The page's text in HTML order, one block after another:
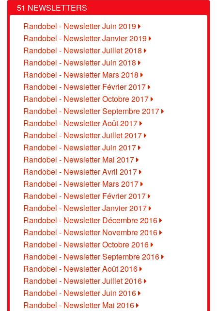
51 NEWSLETTERS
Randobel - Newsletter Juin 2019
Randobel - Newsletter Janvier 2019
Randobel - Newsletter Juillet 2018
Randobel - Newsletter Juin 2018
Randobel - Newsletter Mars 2018
Randobel - Newsletter Février 2017
Randobel - Newsletter Octobre 2017
Randobel - Newsletter Septembre 2017
Randobel - Newsletter Août 2017
Randobel - Newsletter Juillet 2017
Randobel - Newsletter Juin 2017
Randobel - Newsletter Mai 2017
Randobel - Newsletter Avril 2017
Randobel - Newsletter Mars 2017
Randobel - Newsletter Février 2017
Randobel - Newsletter Janvier 2017
Randobel - Newsletter Décembre 2016
Randobel - Newsletter Novembre 2016
Randobel - Newsletter Octobre 2016
Randobel - Newsletter Septembre 2016
Randobel - Newsletter Août 2016
Randobel - Newsletter Juillet 2016
Randobel - Newsletter Juin 2016
Randobel - Newsletter Mai 2016